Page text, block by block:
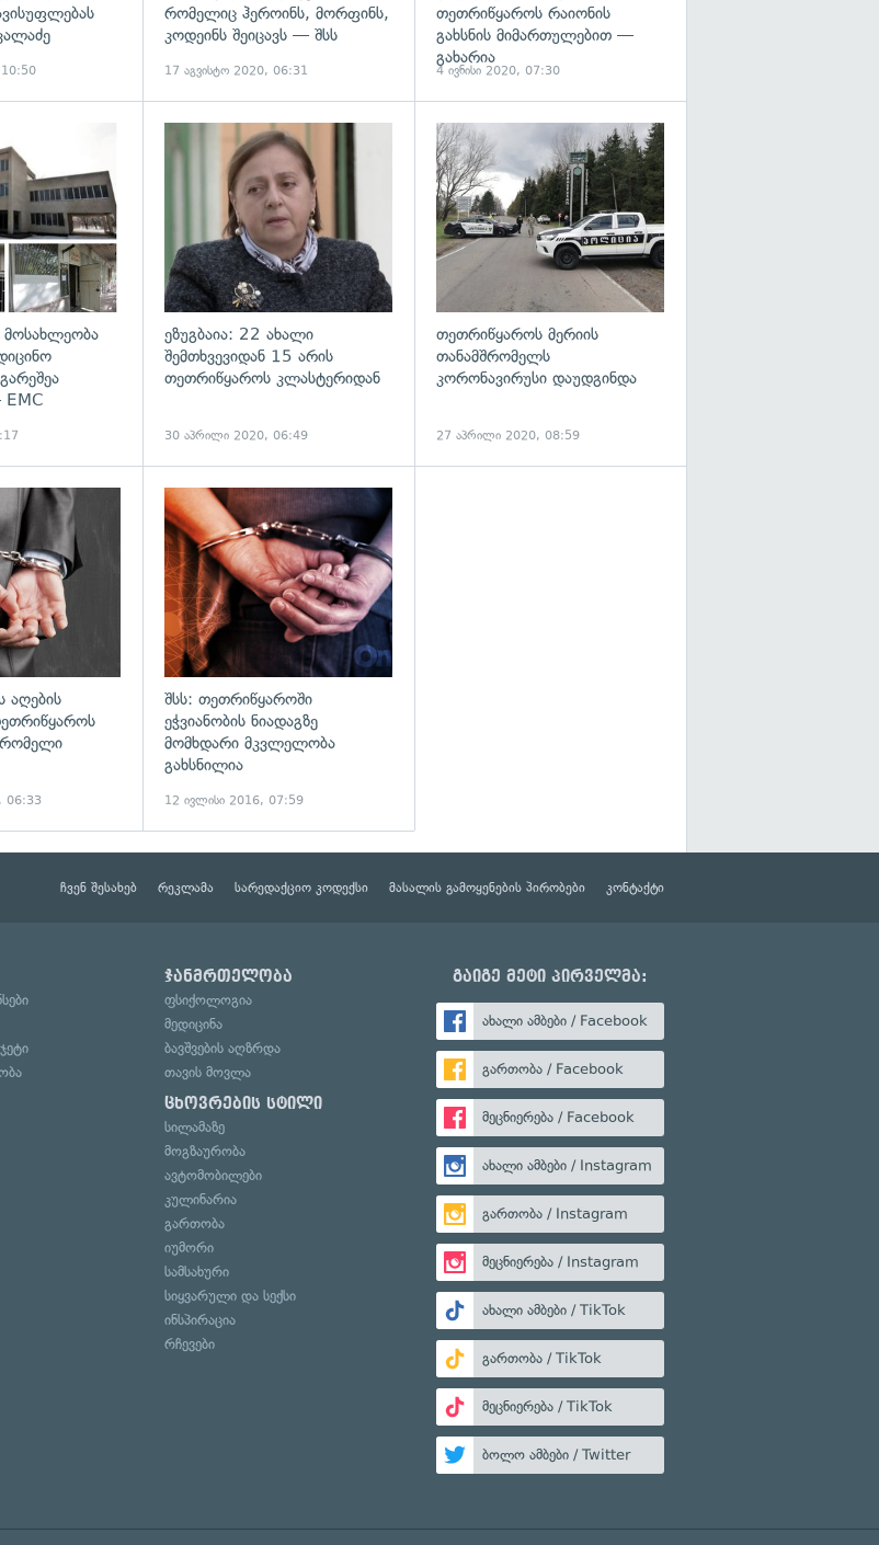
10:50
რომელიც ჰეროინს, მორფინს,
კოდეინს შეიცავს — შსს
17 აგვისტო 2020, 06:31
თეთრიწყაროს რაიონის
გახსნის მიმართულებით —
გახარია
4 ივნისი 2020, 07:30
გადახედვა გადახედვა
ეზუგბაია: 22 ახალი
შემთხვევიდან 15 არის
თეთრიწყაროს კლასტერიდან
30 აპრილი 2020, 06:49
თეთრიწყაროს მერიის
თანამშრომელს
კორონავირუსი დაუდგინდა
27 აპრილი 2020, 08:59
გადახედვა
აღების
06:33
შსს: თეთრიწყაროში
ეჭვიანობის ნიადაგზე
მომხდარი მკვლელობა
გახსნილია
12 ივლისი 2016, 07:59
ჩვენ შესახებ რეკლამა სარედაქციო კოდექსი მასალის გამოყენების პირობები კონტაქტი
ჯანმრთელობა
ფსიქოლოგია
მედიცინა
ბავშვების აღზრდა
თავის მოვლა
ცხოვრების სტილი
სილამაზე
მოგზაურობა
ავტომობილები
კულინარია
გართობა
იუმორი
სამსახური
სიყვარული და სექსი
ინსპირაცია
რჩევები
გაიგე მეტი პირველმა:
ახალი ამბები / Facebook
გართობა / Facebook
მეცნიერება / Facebook
ახალი ამბები / Instagram
გართობა / Instagram
მეცნიერება / Instagram
ახალი ამბები / TikTok
გართობა / TikTok
მეცნიერება / TikTok
ბოლო ამბები / Twitter